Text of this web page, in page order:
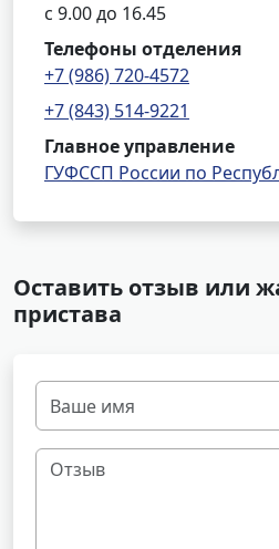
с 9.00 до 16.45
Телефоны отделения
+7 (986) 720-4572
+7 (843) 514-9221
Главное управление
ГУФССП России по
Оставить отзыв или
пристава